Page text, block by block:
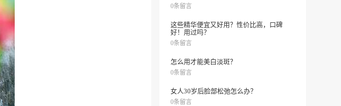
0条留言
这些精华便宜又好用？性价比高，口碑
好！用过吗？
0条留言
怎么用才能美白淡斑？
0条留言
女人30岁后脸部松弛怎么办？
0条留言